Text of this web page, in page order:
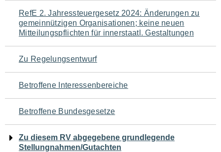
Navigation
für
den
Seiteninhalt
RefE 2. Jahressteuergesetz 2024: Änderungen zu
gemeinnützigen Organisationen; keine neuen
Mitteilungspflichten für innerstaatl. Gestaltungen
Zu Regelungsentwurf
Betroffene Interessenbereiche
Betroffene Bundesgesetze
Zu diesem RV abgegebene grundlegende
Stellungnahmen/Gutachten